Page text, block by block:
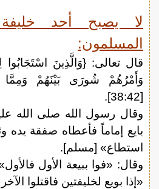
لا يصبح أحد
المسلمون:
قال تعالى: {وَالَّذِينَ اسْتَجَابُوا
وَأَمْرُهُمْ شُورَى بَيْنَهُمْ وَمِمَّا
[38:42].
وقال رسول الله صلى الله
بايع إماماً فأعطاه صفقة يده
استطاع» [مسلم].
وقال: «فوا ببيعة الأول
«إذا بويع لخليفتين فاقتلوا